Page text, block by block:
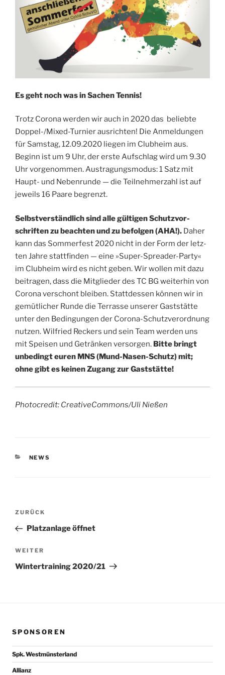
Es geht noch was in Sachen Tennis!
Trotz Coro­na wer­den wir auch in 2020 das belieb­te
Dop­pel-/Mi­xed-Tur­nier aus­rich­ten! Die Anmel­dun­gen
für Sams­tag, 12.09.2020 lie­gen im Club­heim aus.
Beginn ist um 9 Uhr, der ers­te Auf­schlag wird um 9.30
Uhr vor­ge­nom­men. Aus­tra­gungs­mo­dus: 1 Satz mit
Haupt- und Neben­run­de — die Teil­neh­mer­zahl ist auf
jeweils 16 Paa­re begrenzt.
Selbst­ver­ständ­lich sind alle gül­ti­gen Schutz­vor­
schrif­ten zu beach­ten und zu befol­gen (AHA!). Daher
kann das Som­mer­fest 2020 nicht in der Form der letz­
ten Jah­re statt­fin­den — eine »Super-Sprea­der-Par­ty«
im Club­heim wird es nicht geben. Wir wol­len mit dazu
bei­tra­gen, dass die Mit­glie­der des TC BG wei­ter­hin von
Coro­na ver­schont blei­ben. Statt­des­sen kön­nen wir in
gemüt­li­cher Run­de die Ter­ras­se unse­rer Gast­stät­te
unter den Bedin­gun­gen der Coro­na-Schutz­ver­ord­nung
nut­zen. Wil­fried Reckers und sein Team wer­den uns
mit Spei­sen und Geträn­ken ver­sor­gen. Bit­te bringt
unbe­dingt euren MNS (Mund-Nasen-Schutz) mit;
ohne gibt es kei­nen Zugang zur Gaststätte!
Pho­to­credit: CreativeCommons/Uli Nießen
KATEGORIEN
NEWS
Beitragsnavigation
Vorheriger
Beitrag
ZURÜCK
Platzanlage öffnet
Nächster
Beitrag
WEITER
Wintertraining 2020/21
SPONSOREN
Spk. Westmünsterland
Allianz